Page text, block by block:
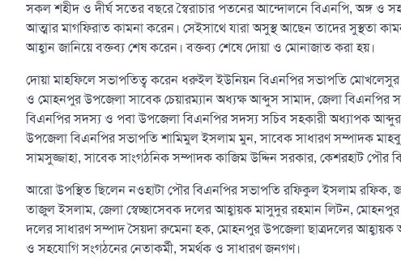
সকল শহীদ ও দীর্ঘ সতের বছরে স্বৈরাচার পতনের আন্দোলনে বিএনপি, অঙ্গ ও
আত্মার মাগফিরাত কামনা করেন। সেইসাথে যারা অসুস্থ আছেন তাদের সুস্থতা
আহ্বান জানিয়ে বক্তব্য শেষ করেন। বক্তব্য শেষে দোয়া ও মোনাজাত করা হয়।
দোয়া মাহফিলে সভাপতিত্ব করেন ধরুইল ইউনিয়ন বিএনপির সভাপতি মোখলেসুর
ও মোহনপুর উপজেলা সাবেক চেয়ারম্যান অধ্যক্ষ আব্দুস সামাদ, জেলা
বিএনপির সদস্য ও পবা উপজেলা বিএনপির সদস্য সচিব সহকারী অধ্যাপক
উপজেলা বিএনপির সভাপতি শামিমুল ইসলাম মুন, সাবেক সাধারণ সম্পাদক
সামসুজ্জাহা, সাবেক সাংগঠনিক সম্পাদক কাজিম উদ্দিন সরকার, কেশরহাট
আরো উপস্থিত ছিলেন নওহাটা পৌর বিএনপির সভাপতি রফিকুল ইসলাম রফিক,
তাজুল ইসলাম, জেলা স্বেচ্ছাসেবক দলের আহ্বায়ক মাসুদুর রহমান লিটন,
দলের সাধারণ সম্পাদ সৈয়দা রুমেনা হক, মোহনপুর উপজেলা ছাত্রদলের
ও সহযোগি সংগঠনের নেতাকর্মী, সমর্থক ও সাধারণ জনগণ।